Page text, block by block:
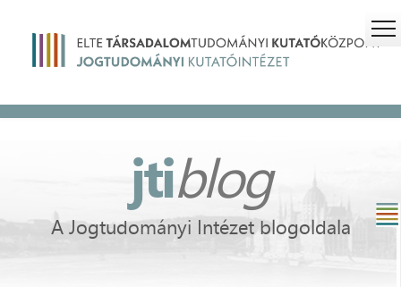
jtiblog
A Jogtudományi Intézet blogoldala